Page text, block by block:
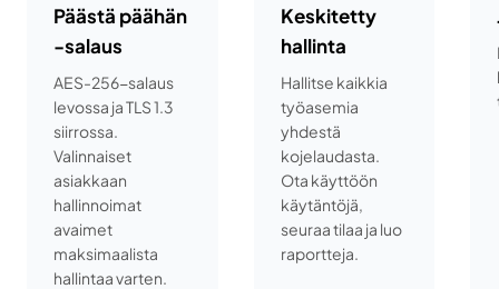
Päästä päähän
-salaus
AES-256-salaus
levossa ja TLS 1.3
siirrossa.
Valinnaiset
asiakkaan
hallinnoimat
avaimet
maksimaalista
hallintaa varten.
Keskitetty
hallinta
Hallitse kaikkia
työasemia
yhdestä
kojelaudasta.
Ota käyttöön
käytäntöjä,
seuraa tilaa ja luo
raportteja.